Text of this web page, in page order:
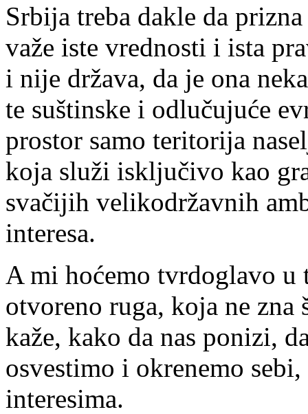
Srbija treba dakle da
važe iste vrednosti i ista
i nije država, da je ona
te suštinske i odlučujuće
prostor samo teritorija
koja služi isključivo kao
svačijih velikodržavnih
interesa.
A mi hoćemo tvrdoglavo u
otvoreno ruga, koja ne zna
kaže, kako da nas ponizi,
osvestimo i okrenemo
interesima.